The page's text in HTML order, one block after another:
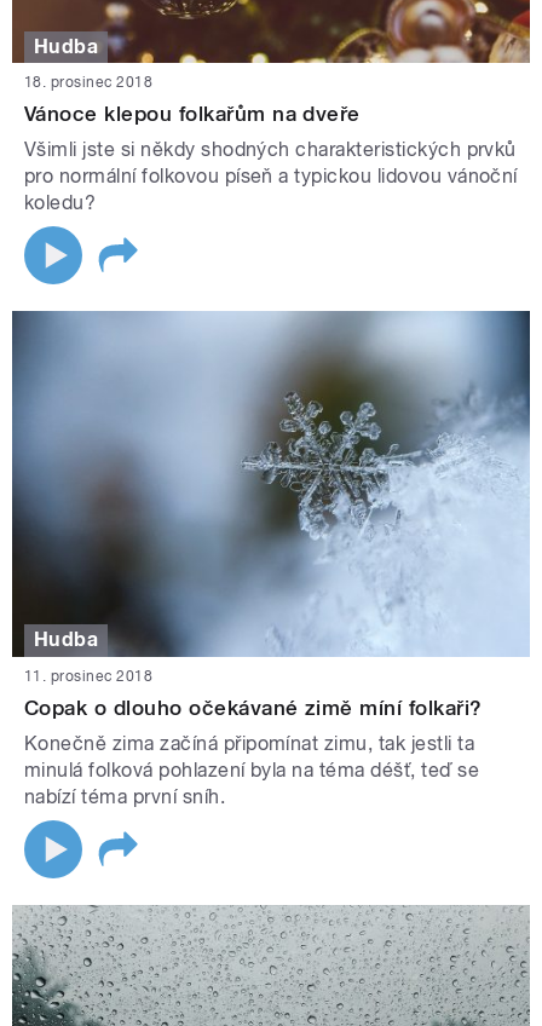
Hudba
18. prosinec 2018
Vánoce klepou folkařům na dveře
Všimli jste si někdy shodných charakteristických prvků
pro normální folkovou píseň a typickou lidovou vánoční
koledu?
Hudba
11. prosinec 2018
Copak o dlouho očekávané zimě míní folkaři?
Konečně zima začíná připomínat zimu, tak jestli ta
minulá folková pohlazení byla na téma déšť, teď se
nabízí téma první sníh.